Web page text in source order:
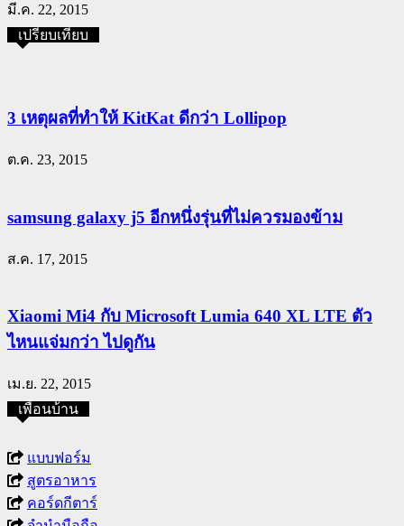
มี.ค. 22, 2015
เปรียบเทียบ
3 เหตุผลที่ทำให้ KitKat ดีกว่า Lollipop
ต.ค. 23, 2015
samsung galaxy j5 อีกหนึ่งรุ่นที่ไม่ควรมองข้าม
ส.ค. 17, 2015
Xiaomi Mi4 กับ Microsoft Lumia 640 XL LTE ตัว
ไหนแจ่มกว่า ไปดูกัน
เม.ย. 22, 2015
เพื่อนบ้าน
แบบฟอร์ม
สูตรอาหาร
คอร์ดกีตาร์